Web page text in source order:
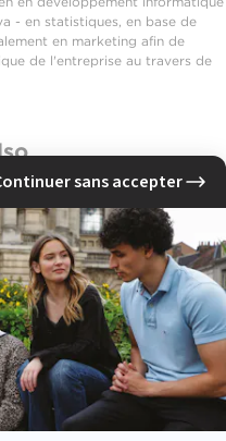
- en statistiques, en base de
en marketing afin de
de l'entreprise au travers de
digitale